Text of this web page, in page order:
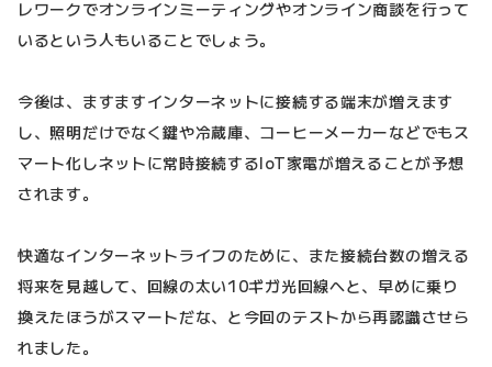
レワークでオンラインミーティングやオンライン商談を行って
いるという人もいることでしょう。
今後は、ますますインターネットに接続する端末が増えます
し、照明だけでなく鍵や冷蔵庫、コーヒーメーカーなどでもス
マート化しネットに常時接続するIoT家電が増えることが予想
されます。
快適なインターネットライフのために、また接続台数の増える
将来を見越して、回線の太い10ギガ光回線へと、早めに乗り
換えたほうがスマートだな、と今回のテストから再認識させら
れました。